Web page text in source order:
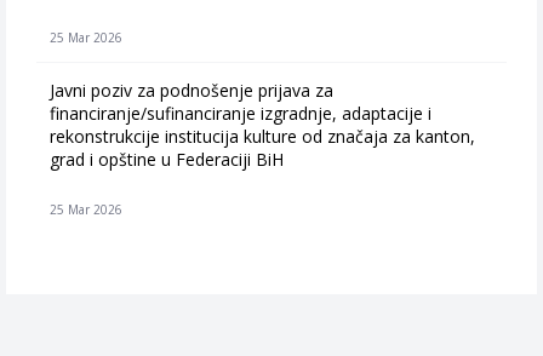
25 Mar 2026
Javni poziv za podnošenje prijava za
financiranje/sufinanciranje izgradnje, adaptacije i
rekonstrukcije institucija kulture od značaja za kanton,
grad i opštine u Federaciji BiH
25 Mar 2026